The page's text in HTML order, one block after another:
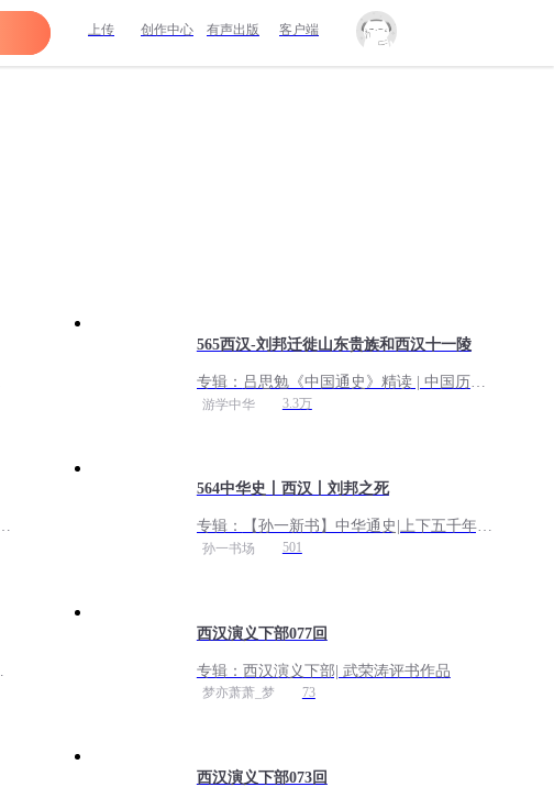
上传 创作中心 有声出版 客户端
565西汉-刘邦迁徙山东贵族和西汉十一陵
专辑： 吕思勉《中国通史》精读 | 中国历史
细讲
游学中华 3.3万
564中华史丨西汉丨刘邦之死
专辑：
【孙一新书】中华通史|上下五千年|
中华史|史实评书
孙一书场 501
西汉演义下部077回
专辑： 西汉演义下部| 武荣涛评书作品
梦亦萧萧_梦 73
西汉演义下部073回